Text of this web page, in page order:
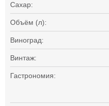
Сахар:
Объём (л):
Виноград:
Винтаж:
Гастрономия: